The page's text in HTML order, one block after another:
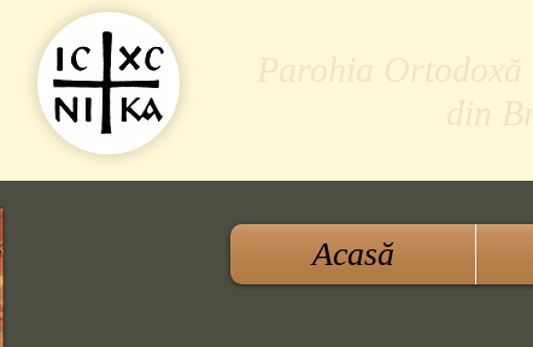
Acasă